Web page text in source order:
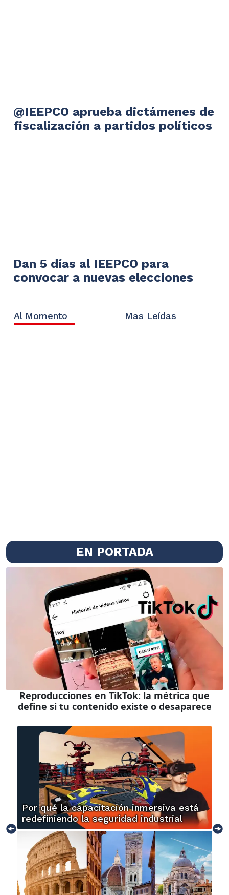
@IEEPCO aprueba dictámenes de
fiscalización a partidos políticos
Dan 5 días al IEEPCO para
convocar a nuevas elecciones
Al Momento Mas Leídas
EN PORTADA
Reproducciones en TikTok: la métrica que
define si tu contenido existe o desaparece
Por qué la capacitación inmersiva está
redefiniendo la seguridad industrial